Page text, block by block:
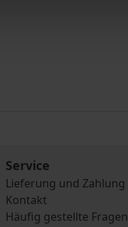
Service
Lieferung und Zahlung
Kontakt
Häufig gestellte Fragen